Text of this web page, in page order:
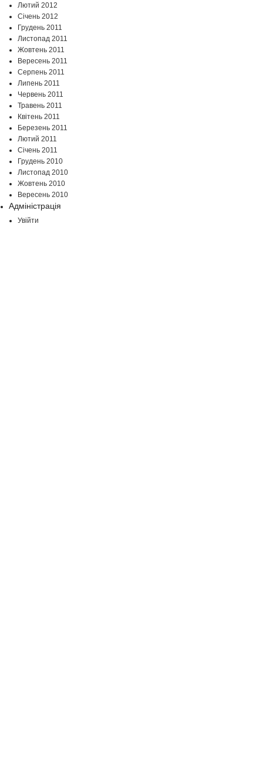
Лютий 2012
Січень 2012
Грудень 2011
Листопад 2011
Жовтень 2011
Вересень 2011
Серпень 2011
Липень 2011
Червень 2011
Травень 2011
Квітень 2011
Березень 2011
Лютий 2011
Січень 2011
Грудень 2010
Листопад 2010
Жовтень 2010
Вересень 2010
Адміністрація
Увійти